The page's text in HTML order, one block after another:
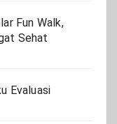
Fun Walk,
Sehat
Evaluasi